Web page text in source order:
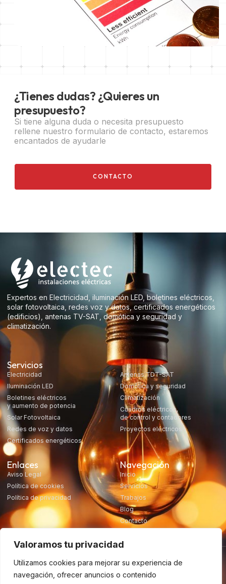
Valoramos tu privacidad
Utilizamos cookies para mejorar su experiencia de
navegación, ofrecer anuncios o contenido
¿Tienes dudas? ¿Quieres un
presupuesto?
Si tiene alguna duda o necesita presupuesto
rellene nuestro formulario de contacto, estaremos
encantados de ayudarle
CONTACTO
Expertos en Electricidad, iluminación LED, boletines eléctricos,
solar fotovoltaica, redes voz y datos, certificados energéticos
(edificios), antenas TV-SAT, domótica y seguridad y
climatización.
Servicios
Electricidad
Iluminación LED
Boletines eléctricos
y aumento de potencia
Solar Fotovoltaica
Redes de voz y datos
Certificados energéticos
Antenas TDT-SAT
Domótica y seguridad
Climatización
Cuadros eléctricos,
de control y contadores
Proyectos eléctricos
Navegación
Inicio
Servicios
Trabajos
Blog
Contacto
Enlaces
Aviso Legal
Política de cookies
Política de privacidad